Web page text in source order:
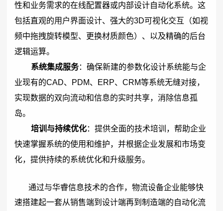
性和业务需求的在线配置器或内部设计自动化系统。这
包括直观的用户界面设计、强大的3D可视化交互（如视
频中拖拽旋转模型、更换材质颜色）、以及精确的后台
逻辑运算。
系统集成服务：确保新建的参数化设计系统能与企
业现有的CAD、PDM、ERP、CRM等系统无缝对接，
实现数据的双向流动和信息的实时共享，消除信息孤
岛。
培训与持续优化：提供全面的技术培训，帮助企业
快速掌握系统的使用和维护，并根据企业发展和市场变
化，提供持续的系统优化和升级服务。
通过与华睿信息技术的合作，物流设备企业能够快
速搭建起一套从销售端到设计端再到制造端的自动化流